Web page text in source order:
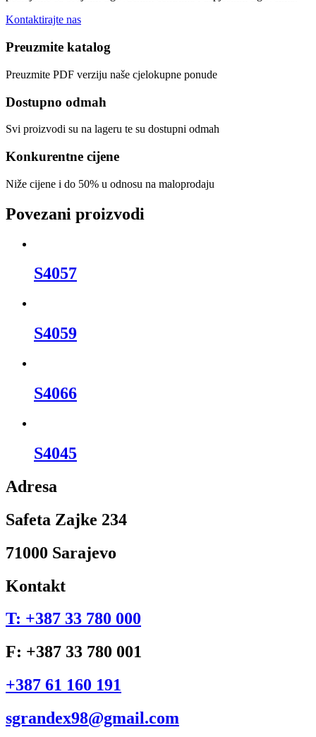
Kontaktirajte nas
Preuzmite katalog
Preuzmite PDF verziju naše cjelokupne ponude
Dostupno odmah
Svi proizvodi su na lageru te su dostupni odmah
Konkurentne cijene
Niže cijene i do 50% u odnosu na maloprodaju
Povezani proizvodi
S4057
S4059
S4066
S4045
Adresa
Safeta Zajke 234
71000 Sarajevo
Kontakt
T: +387 33 780 000
F: +387 33 780 001
+387 61 160 191
sgrandex98@gmail.com